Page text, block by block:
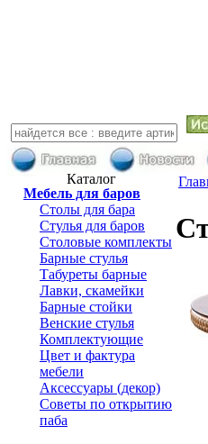
Каталог
Мебель для баров
Столы для бара
Стулья для баров
Столовые комплекты
Барные стулья
Табуреты барные
Лавки, скамейки
Барные стойки
Венские стулья
Комплектующие
Цвет и фактура
мебели
Аксессуары (декор)
Советы по открытию
паба